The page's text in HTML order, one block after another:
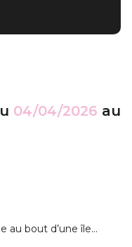
04/04/2026 au
au bout d’une île…